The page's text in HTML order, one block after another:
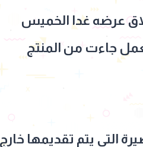
عرضه غدا الخميس
جاءت من المنتج
التي يتم تقديمها خارج